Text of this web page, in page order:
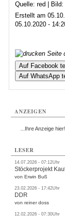
Quelle: red |
Erstellt am
05.10.2020 -
Seite
Auf Facebook
Auf WhatsApp
ANZEIGEN
...Ihre Anzeige hier!
LESER
14.07.2026 - 07:12Uhr
Stöckerprojekt
von Erwin Buß
23.02.2026 - 17:42Uhr
DDR
von reiner doss
12.02.2026 - 07:30Uhr